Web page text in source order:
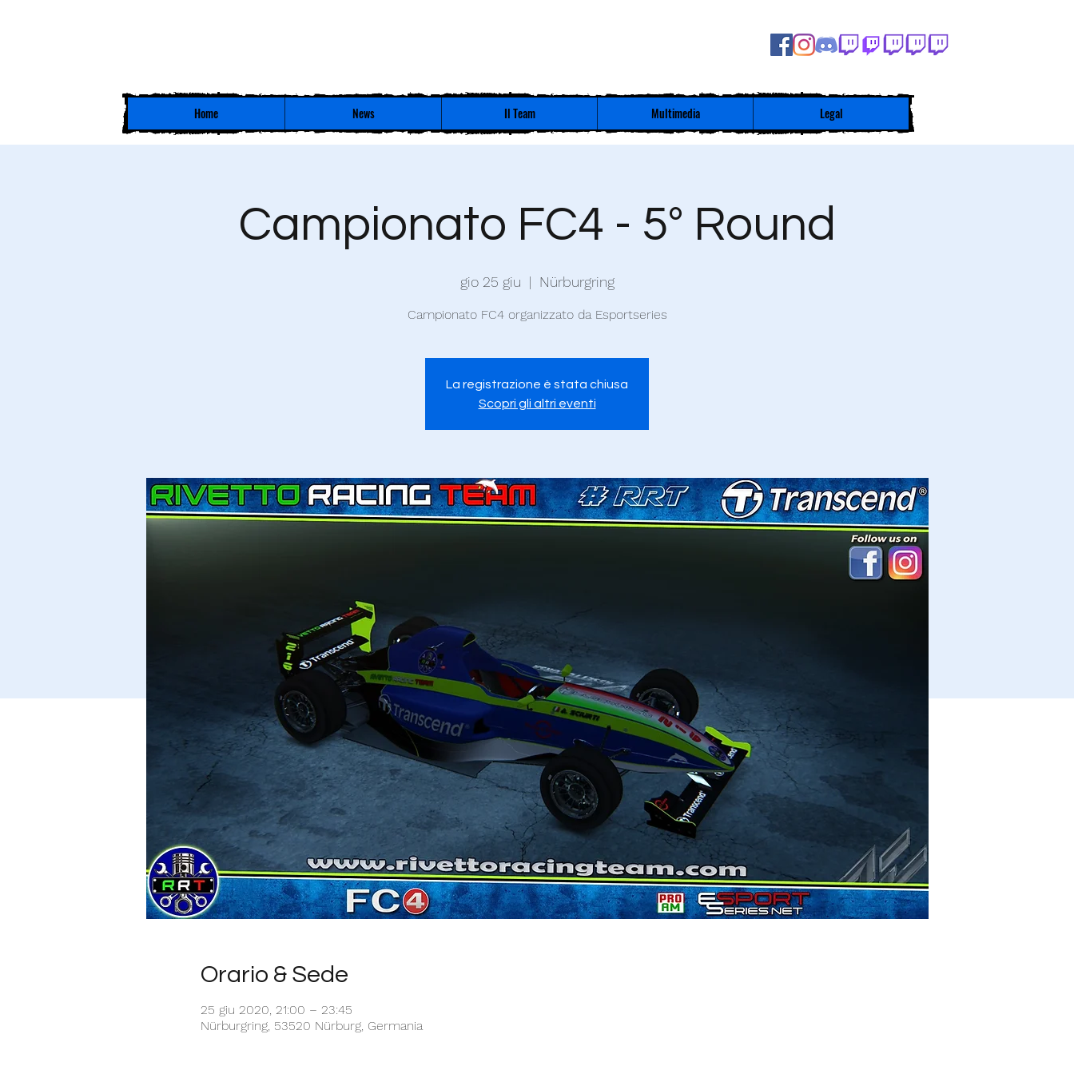
Home News Il Team Multimedia Legal
Campionato FC4 - 5° Round
gio 25 giu
  |
Nürburgring
Campionato FC4 organizzato da Esportseries
La registrazione è stata chiusa
Scopri gli altri eventi
Orario & Sede
25 giu 2020, 21:00 – 23:45
Nürburgring, 53520 Nürburg, Germania